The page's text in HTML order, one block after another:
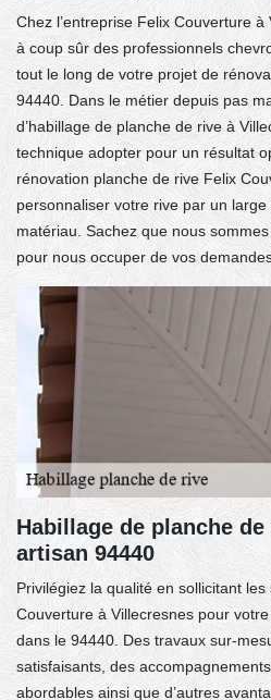
Chez l’entreprise Felix Couverture
à coup sûr des professionnels
tout le long de votre projet de
94440. Dans le métier depuis pas
d’habillage de planche de rive à
technique adopter pour un résultat
rénovation planche de rive Felix
personnaliser votre rive par un
matériau. Sachez que nous
pour nous occuper de vos
Habillage de planche
artisan 94440
Privilégiez la qualité en sollicitant
Couverture à Villecresnes pour
dans le 94440. Des travaux sur-
satisfaisants, des
abordables ainsi que d’autres